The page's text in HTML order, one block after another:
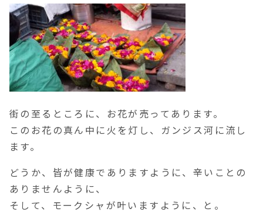
街の至るところに、お花が売ってあります。
このお花の真ん中に火を灯し、ガンジス河に流し
ます。
どうか、皆が健康でありますように、辛いことの
ありませんように、
そして、モークシャが叶いますように、と。